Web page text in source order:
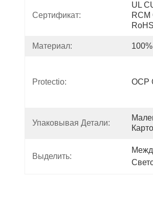
Сертификат:
UL
RCM
RoHS
Материал:
Protectio: OCP
Упаковывая Детали:
Выделить: